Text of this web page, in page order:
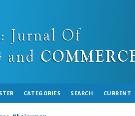
CATEGORIES SEARCH CURRENT